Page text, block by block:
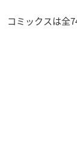
コミックスは全